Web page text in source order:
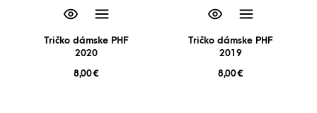
Tričko dámske PHF
2020
8,00€
Tričko dámske PHF
2019
8,00€